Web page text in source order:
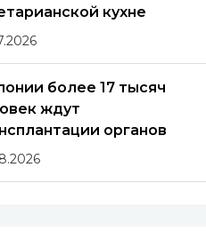
кухне
более 17 тысяч
ждут
органов